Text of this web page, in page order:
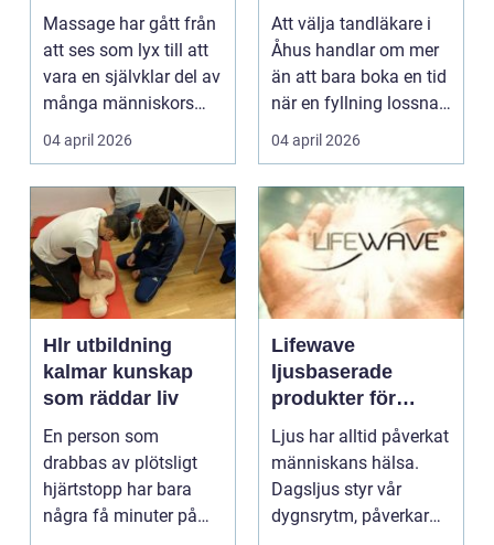
och hållbar hälsa
Massage har gått från
att ses som lyx till att
vara en självklar del av
många människors
friskvård. ...
04 april 2026
familjen
Att välja tandläkare i
Åhus handlar om mer
än att bara boka en tid
när en fyllning lossnar
eller en ...
04 april 2026
Hlr utbildning
kalmar kunskap
som räddar liv
En person som
drabbas av plötsligt
hjärtstopp har bara
några få minuter på
Lifewave
ljusbaserade
produkter för
hälsa och
välbefinnande
Ljus har alltid påverkat
människans hälsa.
Dagsljus styr vår
dygnsrytm, påverkar